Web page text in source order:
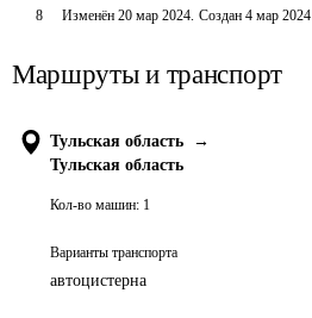
8 Изменён 20 мар 2024. Создан 4 мар 2024
Маршруты и транспорт
Тульская область
→
Тульская область
Кол-во машин: 1
Варианты транспорта
автоцистерна